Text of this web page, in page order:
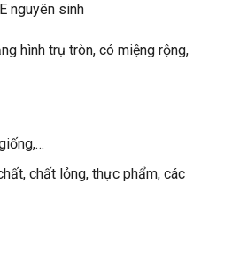
nguyên sinh
hình trụ tròn, có miệng rộng,
chất lỏng, thực phẩm, các